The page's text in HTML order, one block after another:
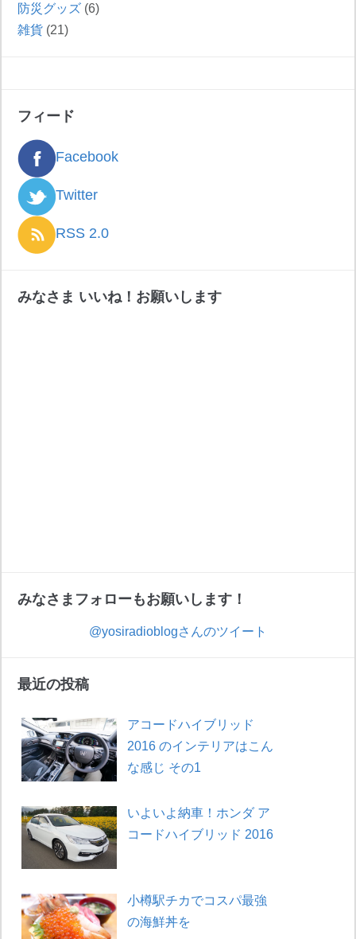
防災グッズ (6)
雑貨 (21)
フィード
Facebook
Twitter
RSS 2.0
みなさま いいね！お願いします
みなさまフォローもお願いします！
@yosiradioblogさんのツイート
最近の投稿
アコードハイブリッド
2016 のインテリアはこん
な感じ その1
いよいよ納車！ホンダ ア
コードハイブリッド 2016
小樽駅チカでコスパ最強
の海鮮丼を